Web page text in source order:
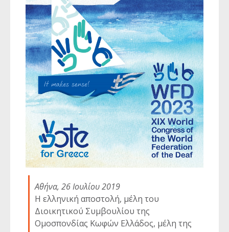
Αθήνα, 26 Ιουλίου 2019
Η ελληνική αποστολή, μέλη του
Διοικητικού Συμβουλίου της
Ομοσπονδίας Κωφών Ελλάδος, μέλη της